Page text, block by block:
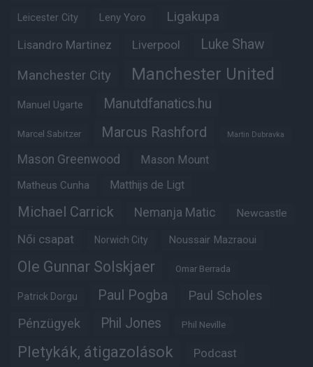
Leicester City Leny Yoro Ligakupa
Lisandro Martinez Liverpool Luke Shaw
Manchester City Manchester United
Manuel Ugarte Manutdfanatics.hu
Marcel Sabitzer Marcus Rashford Martin Dubravka
Mason Greenwood Mason Mount
Matheus Cunha Matthijs de Ligt
Michael Carrick Nemanja Matic Newcastle
Női csapat Norwich City Noussair Mazraoui
Ole Gunnar Solskjaer Omar Berrada
Patrick Dorgu Paul Pogba Paul Scholes
Pénzügyek Phil Jones Phil Neville
Pletykák, átigazolások Podcast